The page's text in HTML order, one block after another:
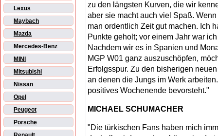
Lexus
Maybach
Mazda
Mercedes-Benz
MINI
Mitsubishi
Nissan
Opel
Peugeot
Porsche
zu den längsten Kurven, die wir
aber sie macht auch viel Spaß.
man ordentlich Zeit gut machen. Ich
Punkte geholt; vor einem Jahr war
Nachdem wir es in Spanien und
MGP W01 ganz auszuschöpfen,
Erfolgsspur. Zu den bisherigen
an denen die Jungs im Werk
positives Wochenende bevorsteht."
MICHAEL SCHUMACHER
"Die türkischen Fans haben mich